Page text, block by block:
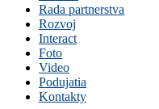
Rada partnerstva
Rozvoj
Interact
Foto
Video
Podujatia
Kontakty